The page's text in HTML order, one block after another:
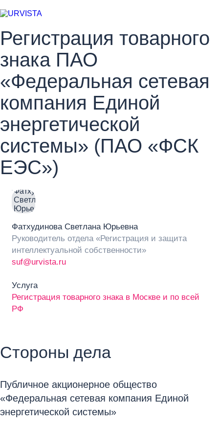
Регистрация товарного
знака ПАО
«Федеральная сетевая
компания Единой
энергетической
системы» (ПАО «ФСК
ЕЭС»)
Фатхудинова Светлана Юрьевна
Руководитель отдела «Регистрация и защита
интеллектуальной собственности»
suf@urvista.ru
Услуга
Регистрация товарного знака в Москве и по всей
РФ
Стороны дела
Публичное акционерное общество
«Федеральная сетевая компания Единой
энергетической системы»